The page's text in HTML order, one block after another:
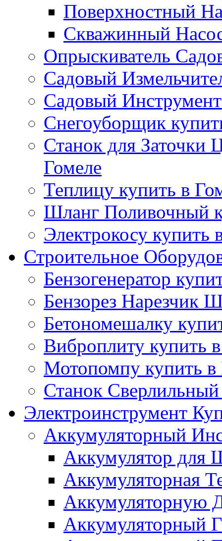
Поверхностный
Скважинный
Опрыскиватель
Садовый
Садовый
Снегоуборщик
Станок для Заточки
Гомеле
Теплицу купить в
Шланг Поливочный
Электрокосу купить
Строительное
Бензогенератор
Бензорез Нарезчик
Бетономешалку
Виброплиту купить
Мотопомпу купить в
Станок
Электроинструмент
Аккумуляторный
Аккумулятор для
Аккумуляторная
Аккумуляторную
Аккумуляторный